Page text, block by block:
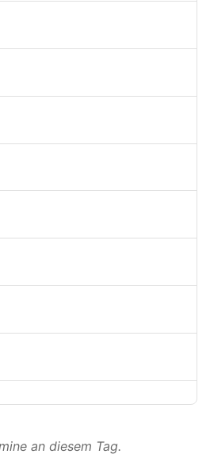
an diesem Tag.